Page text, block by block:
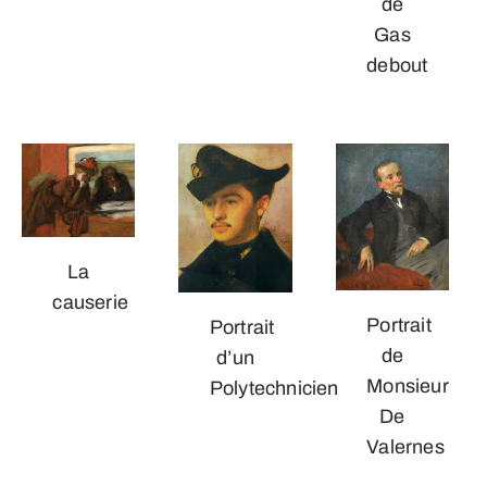
Gas
debout
La
causerie
Portrait
d’un
Polytechnicien
Portrait
de
Monsieur
De
Valernes